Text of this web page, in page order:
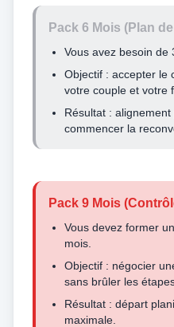
Pack 6 Mois (Plan
Vous avez besoin de
Objectif : accepter le
votre couple et votre
Résultat :
commencer la
Pack 9 Mois
Vous devez former
mois.
Objectif : négocier
sans brûler les
Résultat : départ
maximale.